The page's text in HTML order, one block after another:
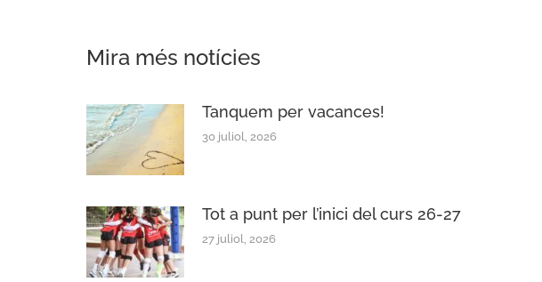
Mira més notícies
Tanquem per vacances!
30 juliol, 2026
Tot a punt per l’inici del curs 26-27
27 juliol, 2026